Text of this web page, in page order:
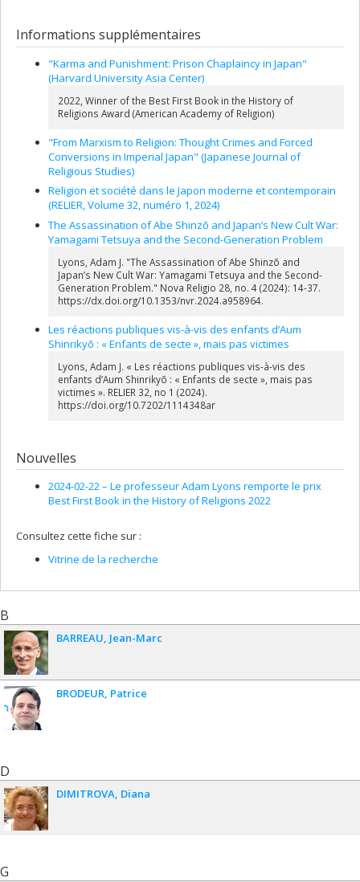
Informations supplémentaires
"Karma and Punishment: Prison Chaplaincy in Japan"
(Harvard University Asia Center)
2022, Winner of the Best First Book in the History of
Religions Award (American Academy of Religion)
"From Marxism to Religion: Thought Crimes and Forced
Conversions in Imperial Japan" (Japanese Journal of
Religious Studies)
Religion et société dans le Japon moderne et contemporain
(RELIER, Volume 32, numéro 1, 2024)
The Assassination of Abe Shinzō and Japan’s New Cult War:
Yamagami Tetsuya and the Second-Generation Problem
Lyons, Adam J. "The Assassination of Abe Shinzō and
Japan’s New Cult War: Yamagami Tetsuya and the Second-
Generation Problem." Nova Religio 28, no. 4 (2024): 14-37.
https://dx.doi.org/10.1353/nvr.2024.a958964.
Les réactions publiques vis-à-vis des enfants d’Aum
Shinrikyō : « Enfants de secte », mais pas victimes
Lyons, Adam J. « Les réactions publiques vis-à-vis des
enfants d’Aum Shinrikyō : « Enfants de secte », mais pas
victimes ». RELIER 32, no 1 (2024).
https://doi.org/10.7202/1114348ar
Nouvelles
2024-02-22 – Le professeur Adam Lyons remporte le prix
Best First Book in the History of Religions 2022
Consultez cette fiche sur :
Vitrine de la recherche
B
BARREAU Jean-Marc
BRODEUR Patrice
D
DIMITROVA Diana
G